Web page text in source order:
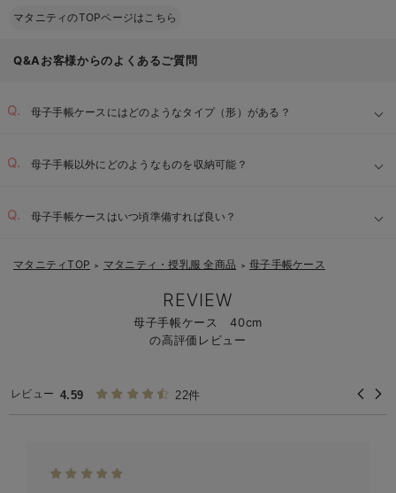
マタニティのTOPページはこちら
Q&Aお客様からのよくあるご質問
母子手帳ケースにはどのようなタイプ（形）がある？
母子手帳以外にどのようなものを収納可能？
母子手帳ケースはいつ頃準備すれば良い？
マタニティTOP ＞ マタニティ・授乳服 全商品 ＞ 母子手帳ケース
REVIEW
母子手帳ケース 40cm
の高評価レビュー
レビュー 4.59 22件